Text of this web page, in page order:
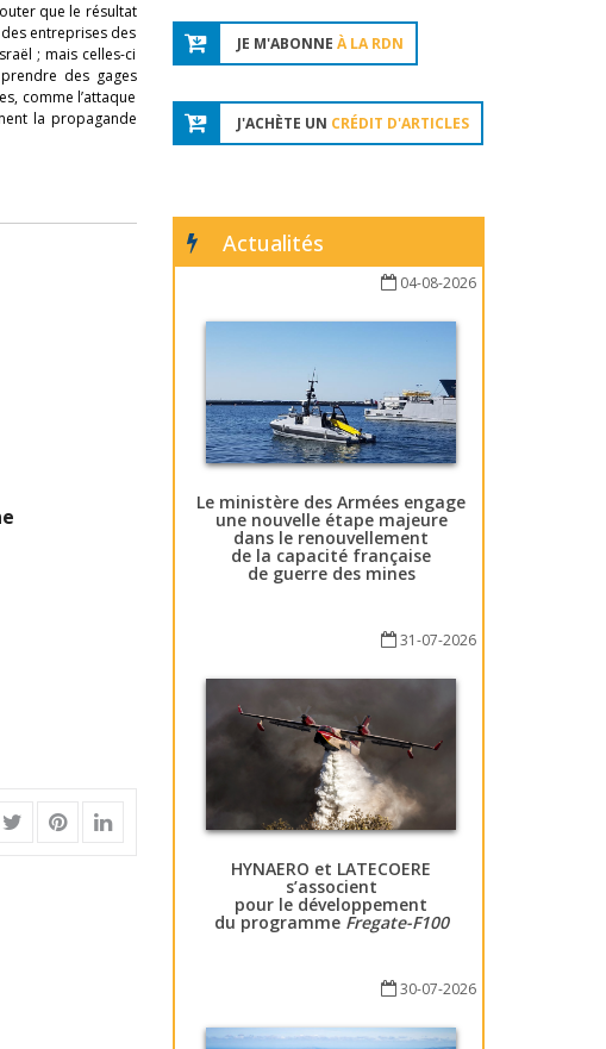
que le résultat
entreprises des
; mais celles-ci
des gages
comme l’attaque
la propagande
JE M'ABONNE À LA RDN
J'ACHÈTE UN CRÉDIT D'ARTICLES
Actualités
04-08-2026
Le ministère des Armées engage
une nouvelle étape majeure
dans le renouvellement
de la capacité française
de guerre des mines
31-07-2026
HYNAERO et LATECOERE
s’associent
pour le développement
du programme Fregate-F100
30-07-2026